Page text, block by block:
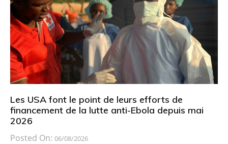
Les USA font le point de leurs efforts de
financement de la lutte anti-Ebola depuis mai
2026
Posted On: 06/08/2026